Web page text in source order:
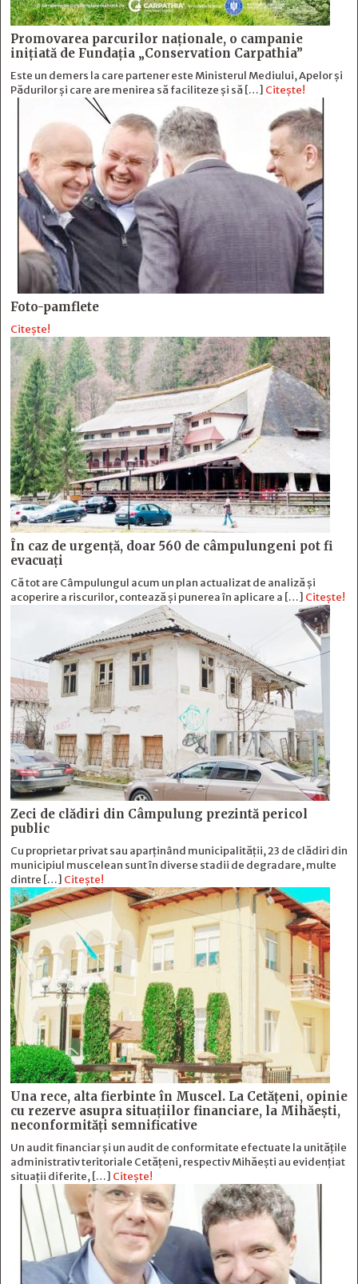
Promovarea parcurilor naționale, o campanie
inițiată de Fundația „Conservation Carpathia”
Este un demers la care partener este Ministerul Mediului, Apelor și
Pădurilor și care are menirea să faciliteze și să […] Citește!
Foto-pamflete
Citește!
În caz de urgență, doar 560 de câmpulungeni pot fi
evacuați
Că tot are Câmpulungul acum un plan actualizat de analiză și
acoperire a riscurilor, contează și punerea în aplicare a […] Citește!
Zeci de clădiri din Câmpulung prezintă pericol
public
Cu proprietar privat sau aparținând municipalității, 23 de clădiri din
municipiul muscelean sunt în diverse stadii de degradare, multe
dintre […] Citește!
Una rece, alta fierbinte în Muscel. La Cetăţeni, opinie
cu rezerve asupra situaţiilor financiare, la Mihăeşti,
neconformităţi semnificative
Un audit financiar și un audit de conformitate efectuate la unitățile
administrativ teritoriale Cetățeni, respectiv Mihăești au evidențiat
situații diferite, […] Citește!